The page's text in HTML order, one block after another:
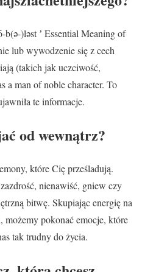
b(ə-)ləst ʼ Essential Meaning of
lub wywodzenie się z cech
(takich jak uczciwość,
a man of noble character. To
te informacje.
od wewnątrz?
które Cię prześladują.
nienawiść, gniew czy
bitwę. Skupiając energię na
możemy pokonać emocje, które
tak trudny do życia.